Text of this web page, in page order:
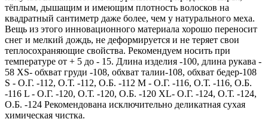
тёплым, дышащим и имеющим плотность волосков на
квадратный сантиметр даже более, чем у натурального меха.
Вещь из этого инновационного материала хорошо переносит
снег и мелкий дождь, не деформируется и не теряет свои
теплосохраняющие свойства. Рекомендуем носить при
температуре от + 5 до - 15. Длина изделия -100, длина рукава -
58 XS- обхват груди -108, обхват талии-108, обхват бедер-108
S - О.Г. -112, О.Т. -112, О.Б. -112 M - О.Г. -116, О.Т. -116, О.Б.
-116 L - О.Г. -120, О.Т. -120, О.Б. -120 XL- О.Г. -124, О.Т. -124,
О.Б. -124 Рекомендована исключительно деликатная сухая
химическая чистка.